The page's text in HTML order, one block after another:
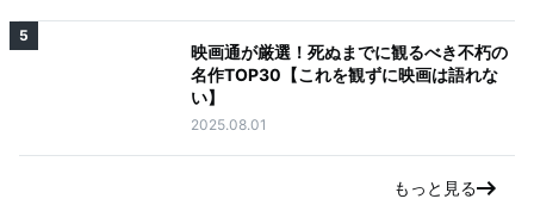
5
映画通が厳選！死ぬまでに観るべき不朽の
名作TOP30【これを観ずに映画は語れな
い】
2025.08.01
もっと見る